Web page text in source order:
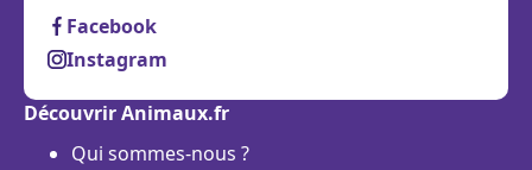
Facebook
Instagram
Découvrir Animaux.fr
Qui sommes-nous ?